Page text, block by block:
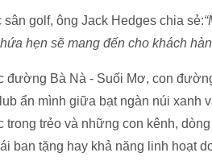
sân golf, ông Jack Hedges chia sẻ:
hẹn sẽ mang đến cho khách
đường Bà Nà - Suối Mơ, con
ẩn mình giữa bạt ngàn núi xanh
trong trẻo và những con kênh,
ban tặng hay khả năng linh hoạt